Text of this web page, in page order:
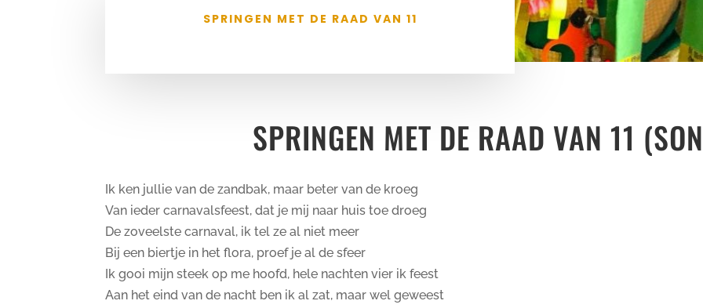
SPRINGEN MET DE RAAD VAN 11
SPRINGEN MET DE RAAD VAN 11
Ik ken jullie van de zandbak, maar beter van de kroeg
Van ieder carnavalsfeest, dat je mij naar huis toe droeg
De zoveelste carnaval, ik tel ze al niet meer
Bij een biertje in het flora, proef je al de sfeer
Ik gooi mijn steek op me hoofd, hele nachten vier ik feest
Aan het eind van de nacht ben ik al zat, maar wel geweest